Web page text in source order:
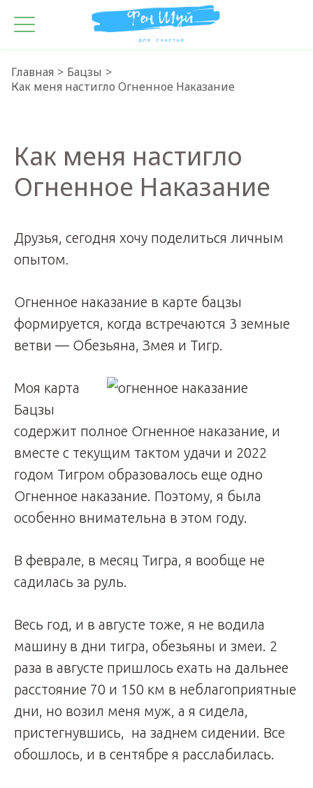
Главная
Бацзы
Как меня настигло Огненное Наказание
Как меня настигло
Огненное Наказание
Друзья, сегодня хочу поделиться личным
опытом.
Огненное наказание в карте бацзы
формируется, когда встречаются 3 земные
ветви — Обезьяна, Змея и Тигр.
Моя карта
Бацзы
содержит полное Огненное наказание, и
вместе с текущим тактом удачи и 2022
годом Тигром образовалось еще одно
Огненное наказание. Поэтому, я была
особенно внимательна в этом году.
В феврале, в месяц Тигра, я вообще не
садилась за руль.
Весь год, и в августе тоже, я не водила
машину в дни тигра, обезьяны и змеи. 2
раза в августе пришлось ехать на дальнее
расстояние 70 и 150 км в неблагоприятные
дни, но возил меня муж, а я сидела,
пристегнувшись, на заднем сидении. Все
обошлось, и в сентябре я расслабилась.